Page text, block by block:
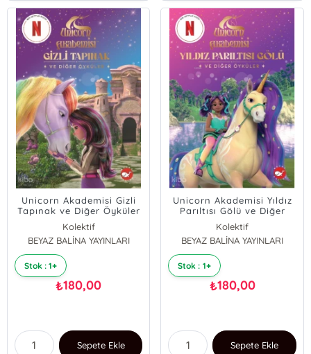
Unicorn Akademisi Gizli
Tapınak ve Diğer Öyküler
Kolektif
BEYAZ BALİNA YAYINLARI
Stok : 1+
₺180,00
Sepete Ekle
Unicorn Akademisi Yıldız
Parıltısı Gölü ve Diğer
Öyküler
Kolektif
BEYAZ BALİNA YAYINLARI
Stok : 1+
₺180,00
Sepete Ekle